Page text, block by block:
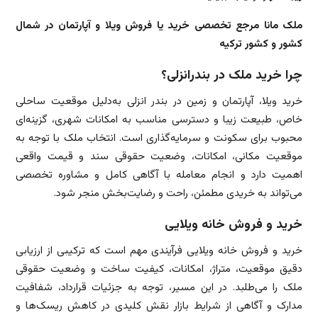
ملک مانا مرجع تخصصی خرید یا فروش ویلا و آپارتمان در شمال
کشور و کشور ترکیه
چرا خرید ملک در بندرانزلی؟
خرید ویلا، آپارتمان و زمین در بندر انزلی به‌دلیل موقعیت ساحلی
خاص، طبیعت زیبا و دسترسی مناسب به امکانات شهری، گزینه‌ای
محبوب برای سکونت و سرمایه‌گذاری است. انتخاب ملک با توجه به
موقعیت مکانی، امکانات، وضعیت حقوقی سند و قیمت واقعی
اهمیت دارد و انجام معامله با آگاهی کامل و مشاوره تخصصی
می‌تواند به خریدی مطمئن، راحت و رضایت‌بخش منجر شود.
خرید و فروش خانه ویلایی
خرید و فروش خانه ویلایی فرآیندی مهم است که ترکیبی از ارزیابی
دقیق موقعیت، متراژ، امکانات، کیفیت ساخت و وضعیت حقوقی
ملک را می‌طلبد. در این مسیر، توجه به جزئیات قرارداد، شفافیت
مدارک و آگاهی از شرایط بازار نقش کلیدی در کاهش ریسک‌ها و